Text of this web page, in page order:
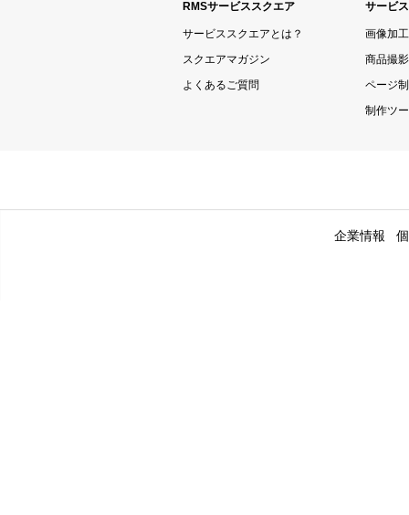
RMSサービススクエア
サービススクエアとは？
スクエアマガジン
よくあるご質問
サービ
画像加
商品撮影
ページ
制作ツ
企業情報